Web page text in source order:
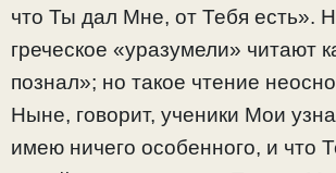
что Ты дал Мне, от Тебя есть».
греческое «уразумели» читают
познал»; но такое чтение
Ныне, говорит, ученики Мои
имею ничего особенного, и что